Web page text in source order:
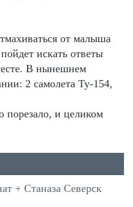
от малыша
искать ответы
В нынешнем
2 самолета Ту-154,
порезало, и целиком
+ Станаза Северск